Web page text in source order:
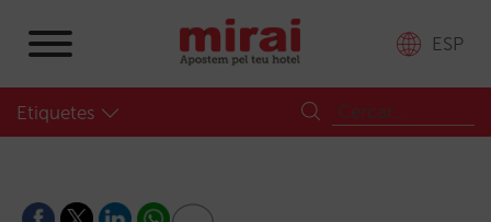
ESP
Etiquetes